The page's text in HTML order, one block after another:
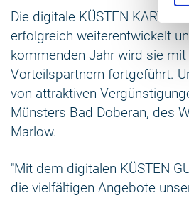
Die digitale KÜSTEN KARTE
erfolgreich weiterentwickelt
kommenden Jahr wird sie
Vorteilspartnern fortgeführt.
von attraktiven
Münsters Bad Doberan, des
Marlow.
"Mit dem digitalen KÜSTEN
die vielfältigen Angebote